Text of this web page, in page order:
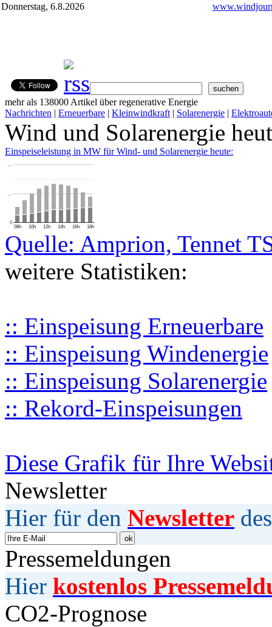
Donnerstag, 6.8.2026
mehr als 138000 Artikel über regenerative Energie
Nachrichten | Erneuerbare | Kleinwindkraft | Solarenergie |
Wind und Solarenergie
Einspeiseleistung in MW für Wind- und Solarenergie heute:
08h 10h 12h 14h 16h 18h
0
…
…
Quelle: Amprion, Tennet
weitere Statistiken:
:: Einspeisung Erneuerbare
:: Einspeisung Windenergie
:: Einspeisung Solarenergie
:: Rekord-Einspeisungen
Diese Grafik für Ihre
Newsletter
Hier für den Newsletter
Pressemeldungen
Hier kostenlos
CO2-Prognose